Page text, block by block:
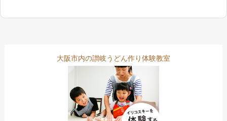
大阪市内の讃岐うどん作り体験教室